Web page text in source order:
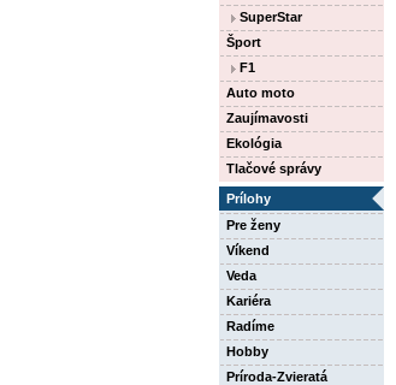
SuperStar
Šport
F1
Auto moto
Zaujímavosti
Ekológia
Tlačové správy
Prílohy
Pre ženy
Víkend
Veda
Kariéra
Radíme
Hobby
Príroda-Zvieratá